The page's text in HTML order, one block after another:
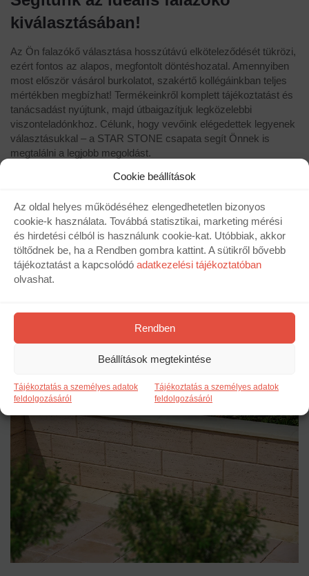
Cookie beállítások
Az oldal helyes működéséhez elengedhetetlen bizonyos
cookie-k használata. Továbbá statisztikai, marketing mérési
és hirdetési célból is használunk cookie-kat. Utóbbiak, akkor
töltődnek be, ha a Rendben gombra kattint. A sütikről bővebb
tájékoztatást a kapcsolódó adatkezelési tájékoztatóban
olvashat.
Rendben
Beállítások megtekintése
Tájékoztatás a személyes adatok
feldolgozásáról
Tájékoztatás a személyes adatok
feldolgozásáról
kiválasztásában!
Az Ön falazókő választása hosszútávú elköteleződését tükrözi,
ezért fontos az alapos, megfontolt döntéshozatal. Amennyiben
most először vásárol burkolatot, szakértő kollégáinkban teljes
mértékben megbízhat! Termékeinkről komplett tájékoztatást és
tanácsadást nyújtunk, majd útbaigazítjuk legközelebbi
viszonteladónkhoz. Célunk, hogy vevőink elégedettek legyenek
választásukkal – a STAR STONE csapata segít Önnek is
megtalálni a legjobb megoldást.
rendelését
Cégünk kifejezett gondot fordít ügyfeleink maximális
elégedettségére. Ezért miután sikerült megtalálnia otthonába a
tökéletes falazókő típust, mi gondoskodunk annak szélsebes
kiszállításáról. Ha tőlünk szerzi be anyagigényét, nem kell
rögtön összeállítjuk burkolatrendelését, majd mihamarabb
leszervezzük a fuvart az ország bármelyik településére.
Mindezen felül lehetőség van a több, mint 300 viszonteladóink
közül az Önhöz legközelebbitől is megrendelnie falazóköveit.